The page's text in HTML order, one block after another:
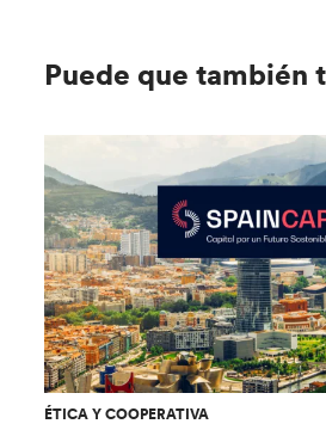
Puede que también
ÉTICA Y COOPERATIVA